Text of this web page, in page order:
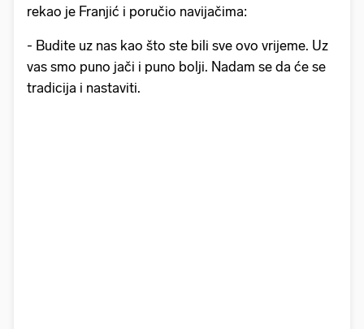
rekao je Franjić i poručio navijačima:
- Budite uz nas kao što ste bili sve ovo vrijeme. Uz
vas smo puno jači i puno bolji. Nadam se da će se
tradicija i nastaviti.